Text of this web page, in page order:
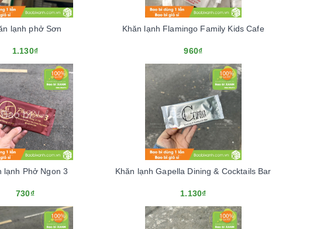
lạnh phở Sơn
1.130₫
Khăn lạnh Flamingo Family Kids Cafe
960₫
lạnh Phở Ngon 3
730₫
Khăn lạnh Gapella Dining & Cocktails Bar
1.130₫